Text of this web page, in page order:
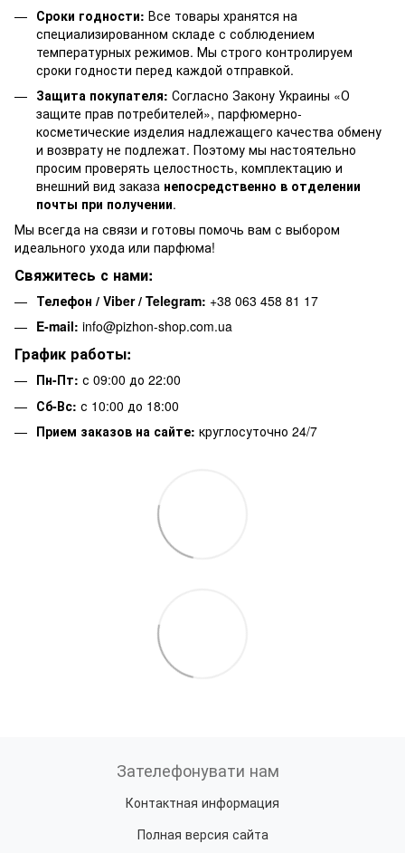
Сроки годности: Все товары хранятся на
специализированном складе с соблюдением
температурных режимов. Мы строго контролируем
сроки годности перед каждой отправкой.
Защита покупателя: Согласно Закону Украины «О
защите прав потребителей», парфюмерно-
косметические изделия надлежащего качества обмену
и возврату не подлежат. Поэтому мы настоятельно
просим проверять целостность, комплектацию и
внешний вид заказа непосредственно в отделении
почты при получении.
Мы всегда на связи и готовы помочь вам с выбором
идеального ухода или парфюма!
Свяжитесь с нами:
Телефон / Viber / Telegram: +38 063 458 81 17
E-mail: info@pizhon-shop.com.ua
График работы:
Пн-Пт: с 09:00 до 22:00
Сб-Вс: с 10:00 до 18:00
Прием заказов на сайте: круглосуточно 24/7
Зателефонувати нам
Контактная информация
Полная версия сайта